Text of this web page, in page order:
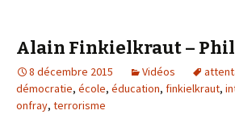
Alain Finkielkraut –
8 décembre 2015 Vidéos
démocratie, école, éducation, finkielkraut,
onfray, terrorisme